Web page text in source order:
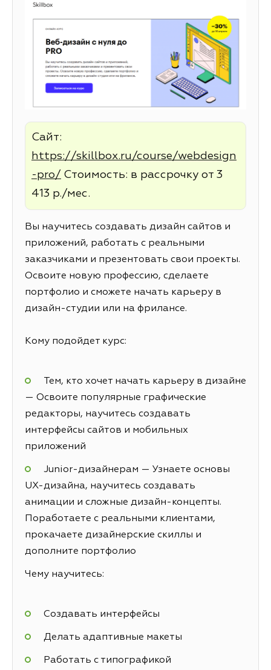
Сайт:
https://skillbox.ru/course/webdesign
-pro/ Стоимость: в рассрочку от 3
413 р./мес.
Вы научитесь создавать дизайн сайтов и
приложений, работать с реальными
заказчиками и презентовать свои проекты.
Освоите новую профессию, сделаете
портфолио и сможете начать карьеру в
дизайн-студии или на фрилансе.
Кому подойдет курс:
Тем, кто хочет начать карьеру в дизайне
— Освоите популярные графические
редакторы, научитесь создавать
интерфейсы сайтов и мобильных
приложений
Junior-дизайнерам — Узнаете основы
UX-дизайна, научитесь создавать
анимации и сложные дизайн-концепты.
Поработаете с реальными клиентами,
прокачаете дизайнерские скиллы и
дополните портфолио
Чему научитесь:
Создавать интерфейсы
Делать адаптивные макеты
Работать с типографикой